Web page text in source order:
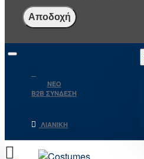
Αποδοχή
NEO
B2B ΣΥΝΔΕΣΗ
ΛΙΑΝΙΚΉ